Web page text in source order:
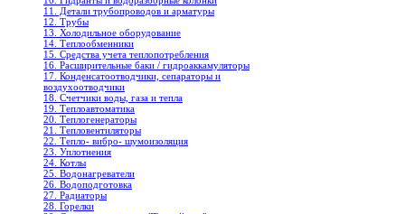
11. Детали трубопроводов и арматуры
12. Трубы
13. Холодильное oборудование
14. Теплообменники
15. Средства учета теплопотребления
16. Расширительные баки / гидроаккамуляторы
17. Конденсатоотводчики, сепараторы и
воздухоотводчики
18. Счетчики воды, газа и тепла
19. Теплоавтоматика
20. Теплогенераторы
21. Тепловентиляторы
22. Тепло- вибро- шумоизоляция
23. Уплотнения
24. Котлы
25. Водонагреватели
26. Водоподготовка
27. Радиаторы
28. Горелки